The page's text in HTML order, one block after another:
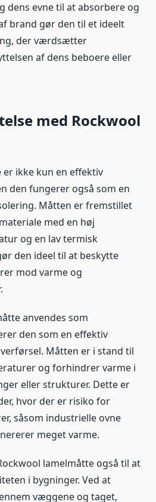
dens evne til at absorbere og
brand gør den til et ideelt
der værdsætter
af dens beboere eller
med Rockwool
ikke kun en effektiv
den fungerer også som en
Måtten er fremstillet
med en høj
og en lav termisk
den ideel til at beskytte
mod varme og
anvendes som
den som en effektiv
Måtten er i stand til
og forhindrer varme i
eller strukturer. Dette er
hvor der er risiko for
såsom industrielle ovne
meget varme.
lamelmåtte også til at
i bygninger. Ved at
væggene og taget,